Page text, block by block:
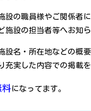
設の職員様やご関係者
設の担当者等へお知
設名・所在地などの概
実した内容での掲載を
になってます。